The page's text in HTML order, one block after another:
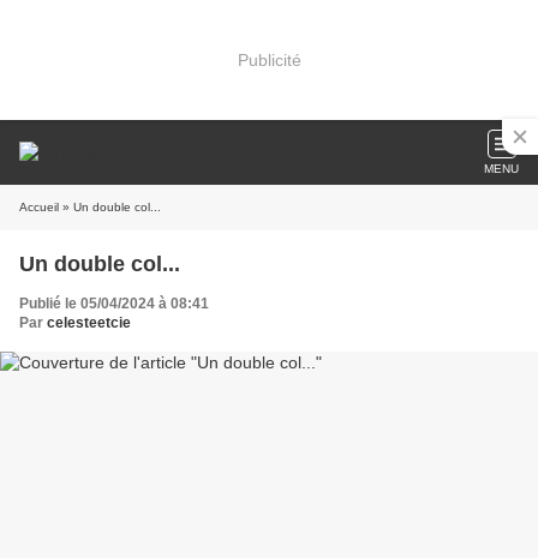
Publicité
MENU
Accueil » Un double col...
Un double col...
Publié le 05/04/2024 à 08:41
Par celesteetcie